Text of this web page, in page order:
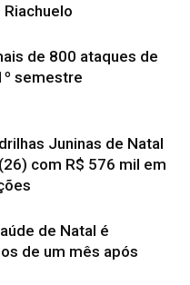
de 800 ataques de
semestre
Juninas de Natal
com R$ 576 mil em
de Natal é
de um mês após